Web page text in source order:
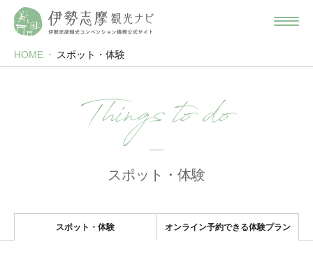
HOME スポット・体験
Things to do
スポット・体験
スポット・体験 オンライン予約できる体験プラン